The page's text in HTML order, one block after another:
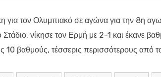
για τον Ολυμπιακό σε αγώνα για την 8η
νίκησε τον Ερμή με 2-1 και έκανε
10 βαθμούς, τέσσερις περισσότερους από